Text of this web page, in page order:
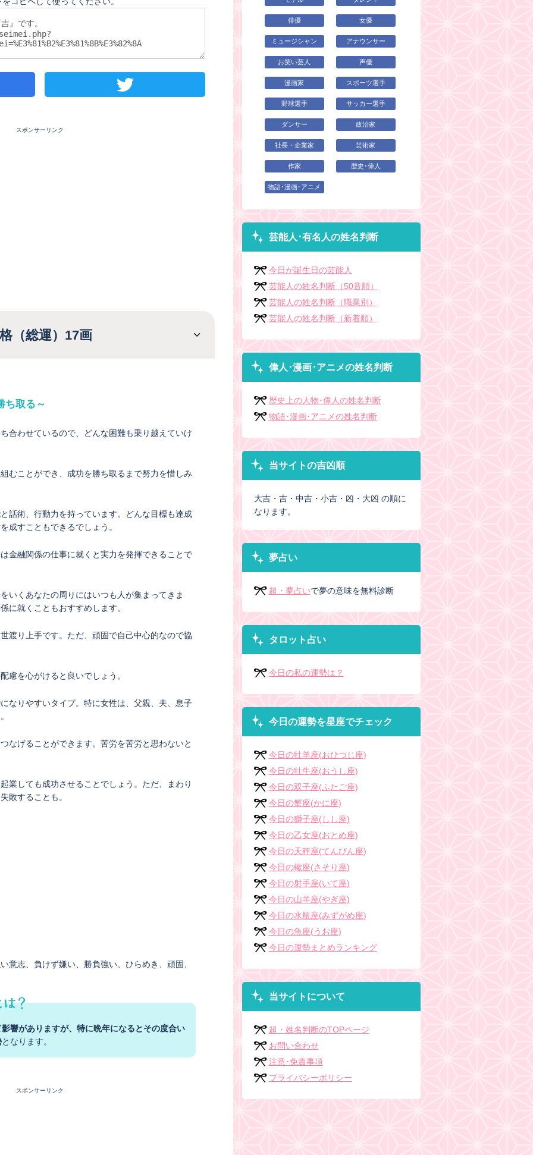
スポンサーリンク
（総運）17画
ち取る～
合わせているので、どんな困難も乗り越えていけ
むことができ、成功を勝ち取るまで努力を惜しみ
話術、行動力を持っています。どんな目標も達成
成すこともできるでしょう。
金融関係の仕事に就くと実力を発揮できることで
いくあなたの周りにはいつも人が集まってきま
に就くこともおすすめします。
渡り上手です。ただ、頑固で自己中心的なので協
慮を心がけると良いでしょう。
なりやすいタイプ。特に女性は、父親、夫、息子
なげることができます。苦労を苦労と思わないと
業しても成功させることでしょう。ただ、まわり
敗することも。
意志 負けず嫌い 勝負強い ひらめき 頑固
響がありますが、特に晩年になるとその度合い
となります。
スポンサーリンク
俳優 女優
ミュージシャン アナウンサー
お笑い芸人 声優
漫画家 スポーツ選手
野球選手 サッカー選手
ダンサー 政治家
社長・企業家 芸術家
作家 歴史･偉人
物語･漫画･アニメ
芸能人･有名人の姓名判断
今日が誕生日の芸能人
芸能人の姓名判断（50音順）
芸能人の姓名判断（職業別）
芸能人の姓名判断（新着順）
偉人･漫画･アニメの姓名判断
歴史上の人物･偉人の姓名判断
物語･漫画･アニメの姓名判断
当サイトの吉凶順
大吉・吉・中吉・小吉・凶・大凶 の順に
なります。
夢占い
超・夢占いで夢の意味を無料診断
タロット占い
今日の私の運勢は？
今日の運勢を星座でチェック
今日の牡羊座(おひつじ座)
今日の牡牛座(おうし座)
今日の双子座(ふたご座)
今日の蟹座(かに座)
今日の獅子座(しし座)
今日の乙女座(おとめ座)
今日の天秤座(てんびん座)
今日の蠍座(さそり座)
今日の射手座(いて座)
今日の山羊座(やぎ座)
今日の水瓶座(みずがめ座)
今日の魚座(うお座)
今日の運勢まとめランキング
当サイトについて
超・姓名判断のTOPページ
お問い合わせ
注意･免責事項
プライバシーポリシー